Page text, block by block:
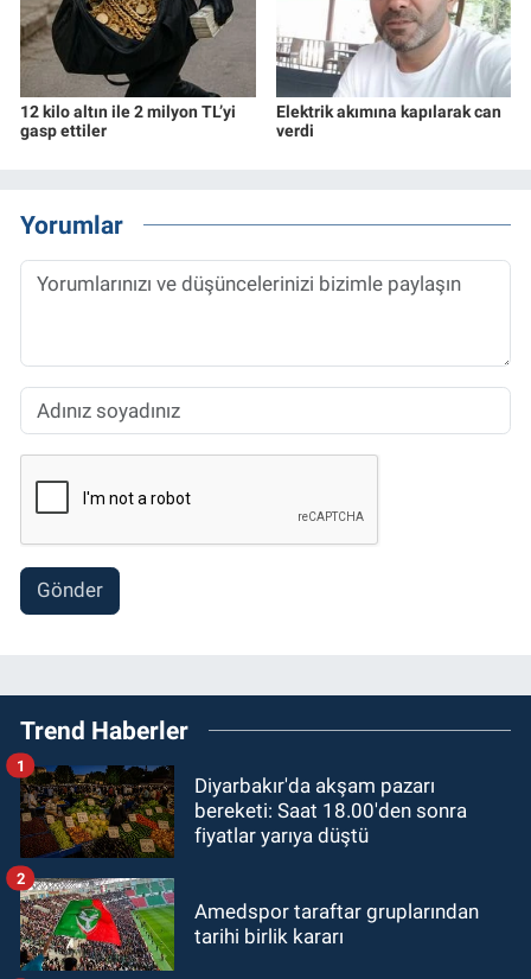
12 kilo altın ile 2 milyon TL’yi
gasp ettiler
Elektrik akımına kapılarak can
verdi
Yorumlar
Gönder
Trend Haberler
Diyarbakır'da akşam pazarı
bereketi: Saat 18.00'den sonra
fiyatlar yarıya düştü
1
Amedspor taraftar gruplarından
tarihi birlik kararı
2